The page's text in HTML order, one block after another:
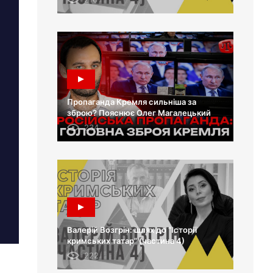
Пропаганда Кремля сильніша за
зброю? Пояснює Олег Магалецький
234
Валерій Возгрін: шлях до “Історії
кримських татар” (частина 4)
222